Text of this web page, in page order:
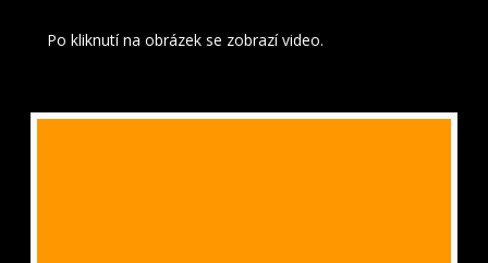
Po kliknutí na obrázek se zobrazí video.